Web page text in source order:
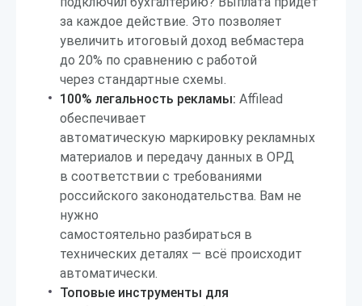
за каждое действие. Это позволяет
увеличить итоговый доход вебмастера
до 20% по сравнению с работой
через стандартные схемы.
100% легальность рекламы: Affilead
обеспечивает
автоматическую маркировку рекламных
материалов и передачу данных в ОРД
в соответствии с требованиями
российского законодательства. Вам не
нужно
самостоятельно разбираться в
технических деталях — всё происходит
автоматически.
Топовые инструменты для